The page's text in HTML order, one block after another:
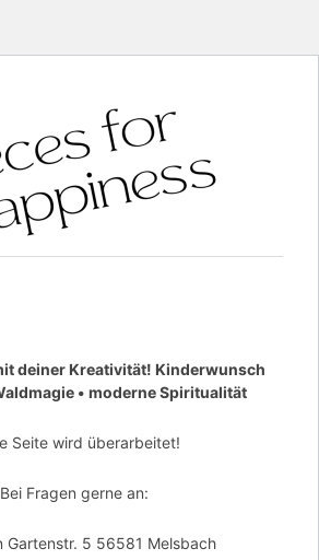
deiner Kreativität! Kinderwunsch
• moderne Spiritualität
Seite wird überarbeitet!
Bei Fragen gerne an:
Gartenstr. 5 56581 Melsbach